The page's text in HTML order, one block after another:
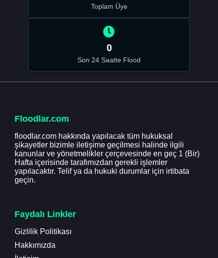
Toplam Üye
0
Son 24 Saatte Flood
Floodlar.com
floodlar.com hakkında yapılacak tüm hukuksal
şikayetler bizimle iletişime geçilmesi halinde ilgili
kanunlar ve yönetmelikler çerçevesinde en geç 1 (Bir)
Hafta içerisinde tarafımızdan gerekli işlemler
yapılacaktır. Telif ya da hukuki durumlar için irtibata
geçin.
Faydalı Linkler
Gizlilik Politikası
Hakkımızda